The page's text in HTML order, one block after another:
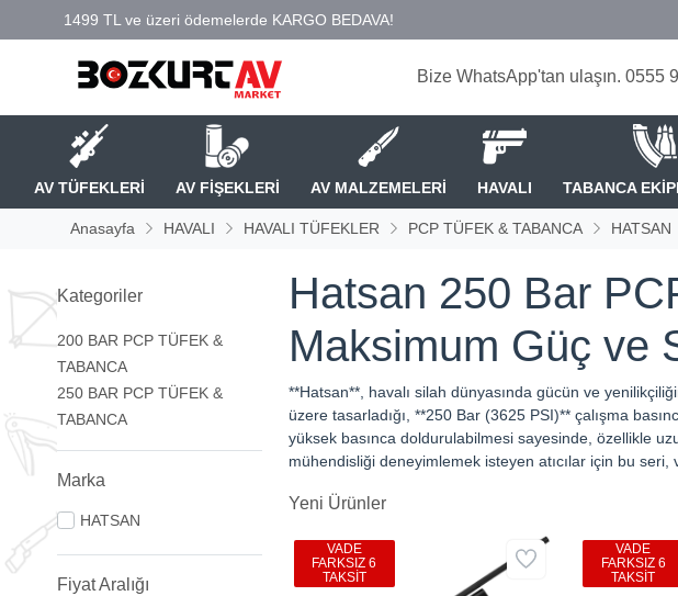
Bize WhatsApp'tan ulaşın. 0555
AV TÜFEKLERİ AV FİŞEKLERİ AV MALZEMELERİ HAVALI TABANCA
Anasayfa HAVALI HAVALI TÜFEKLER PCP TÜFEK & TABANCA HATSAN
Kategoriler
200 BAR PCP TÜFEK &
TABANCA
250 BAR PCP TÜFEK &
TABANCA
Marka
HATSAN
Fiyat Aralığı
Hatsan 250 Bar
Maksimum Güç ve
**Hatsan**, havalı silah dünyasında gücün ve
üzere tasarladığı, **250 Bar (3625 PSI)** çalışma
yüksek basınca doldurulabilmesi sayesinde, özellikle
mühendisliği deneyimlemek isteyen atıcılar için bu seri,
Yeni Ürünler
VADE
FARKSIZ 6
TAKSİT
VADE
FARKSIZ 6
TAKSİT